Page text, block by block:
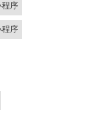
程序
程序